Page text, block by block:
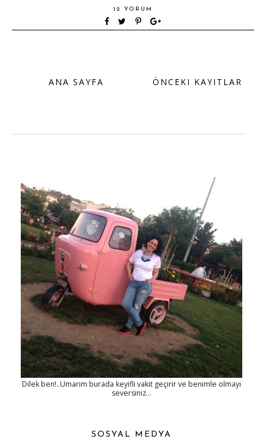
12 YORUM
ÖNCEKI KAYITLAR
ANA SAYFA
Dilek ben!..Umarım burada keyifli vakit geçirir ve benimle olmayı
seversiniz...
SOSYAL MEDYA